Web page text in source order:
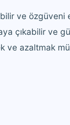
ve özgüveni
çıkabilir ve
ve azaltmak